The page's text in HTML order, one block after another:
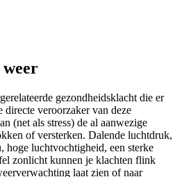
gezondheidsklacht die er
directe veroorzaker van deze
(net als stress) de al aanwezige
of versterken. Dalende luchtdruk,
hoge luchtvochtigheid, een sterke
zonlicht kunnen je klachten flink
laat zien of naar